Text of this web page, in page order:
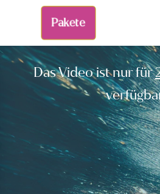
Pakete
Das Video ist nur für